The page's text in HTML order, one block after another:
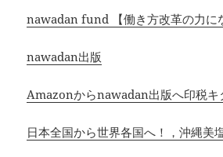
nawadan fund 【働き方改革の力に
nawadan出版
Amazonからnawadan出版へ印税
日本全国から世界各国へ！，沖縄美